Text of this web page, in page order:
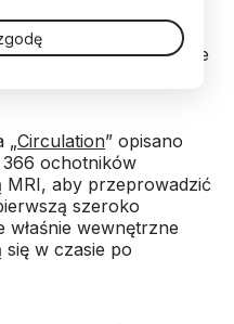
tkanki tłuszczowej
zdrowotne jeszcze
„Circulation” opisano
ochotników
MRI, aby przeprowadzić
szeroko
wewnętrzne
się w czasie po